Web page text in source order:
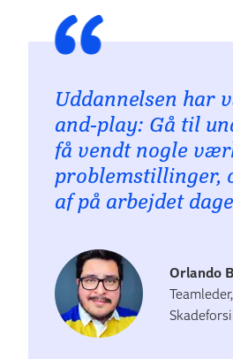
Orlando
Uddannelsen har
and-play: Gå til
få vendt nogle
problemstillinger,
af på arbejdet